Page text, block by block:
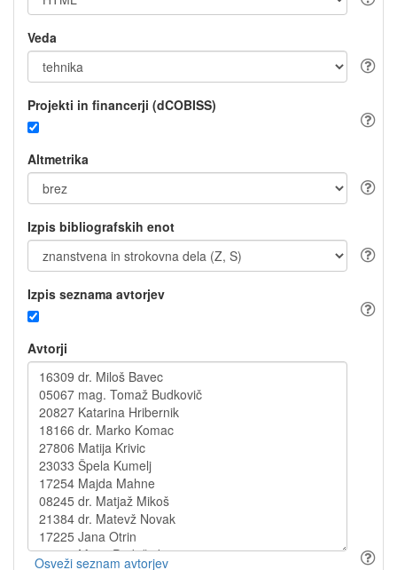
Veda
Projekti in financerji (dCOBISS)
Altmetrika
Izpis bibliografskih enot
Izpis seznama avtorjev
Avtorji